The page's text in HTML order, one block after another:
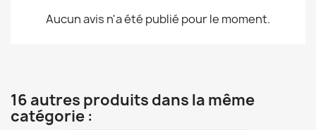
Aucun avis n'a été publié pour le moment.
16 autres produits dans la même
catégorie :